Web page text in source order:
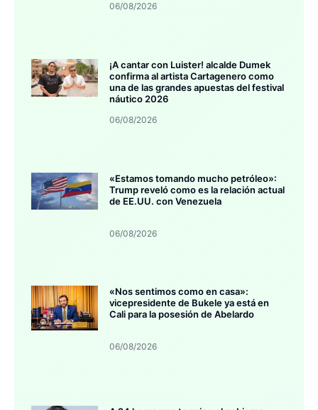
06/08/2026
¡A cantar con Luister! alcalde Dumek
confirma al artista Cartagenero como
una de las grandes apuestas del festival
náutico 2026
06/08/2026
«Estamos tomando mucho petróleo»:
Trump reveló como es la relación actual
de EE.UU. con Venezuela
06/08/2026
«Nos sentimos como en casa»:
vicepresidente de Bukele ya está en
Cali para la posesión de Abelardo
06/08/2026